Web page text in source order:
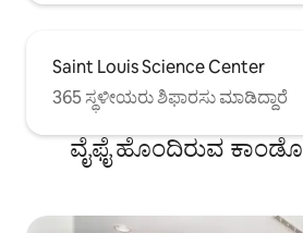
Saint Louis Science Center
365 ಸ್ಥಳೀಯರು ಶಿಫಾರಸು ಮಾಡಿದ್ದಾರೆ
ವೈಫೈ ಹೊಂದಿರುವ